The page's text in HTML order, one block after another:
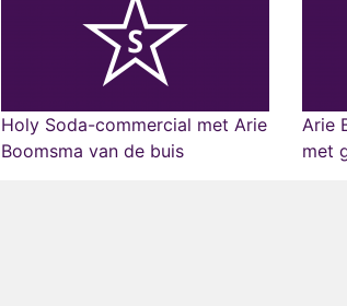
Holy Soda-commercial met Arie
Boomsma van de buis
Arie
met